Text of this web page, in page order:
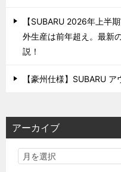
【SUBARU 2026年上半
外生産は前年超え。最新
説！
【豪州仕様】SUBARU
アーカイブ